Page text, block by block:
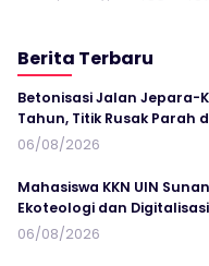
Berita Terbaru
Betonisasi Jalan Jepara-
Tahun, Titik Rusak Parah
06/08/2026
Mahasiswa KKN UIN
Ekoteologi dan Digitalisasi
06/08/2026